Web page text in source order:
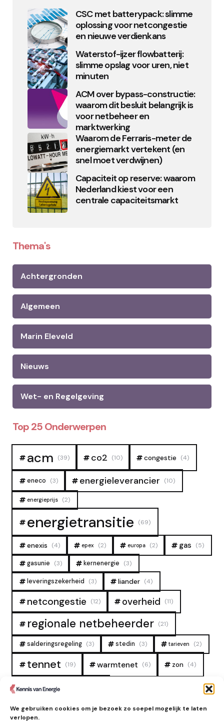
We gebruiken cookies om je bezoek zo soepel mogelijk te laten
verlopen.
CSC met batterypack: slimme
oplossing voor netcongestie
en nieuwe verdienkans
Waterstof-ijzer flowbatterij:
slimme opslag voor uren, niet
minuten
ACM over bypass-constructie:
waarom dit besluit belangrijk is
voor netbeheer en
marktwerking
Waarom de Ferraris-meter de
energiemarkt vertekent (en
snel moet verdwijnen)
Capaciteit op reserve: waarom
Nederland kiest voor een
centrale capaciteitsmarkt
Thema's
Achtergronden
Algemeen
Marin Eleveld
Nieuws
Wet- en Regelgeving
Top 25 Onderwerpen
acm (39) co2 (10) congestie (4)
eneco (3) energieleverancier (10)
energieprijs (2)
energietransitie (69)
enexis (4) epex (2) europa (2) gas (5)
gasunie (3) kernenergie (3)
leveringszekerheid (3) liander (4)
netcongestie (12) overheid (11)
regionale netbeheerder (21)
salderingsregeling (3) stedin (3) tarieven (2)
tennet (19) warmtenet (6) zon (4)
zonne-energie